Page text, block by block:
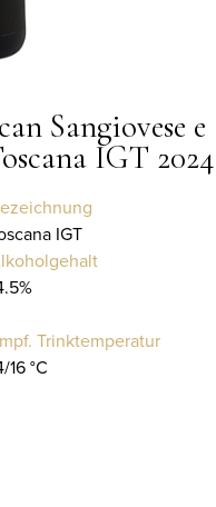
Sangiovese e
IGT 2024
IGT
Trinktemperatur
16 °C